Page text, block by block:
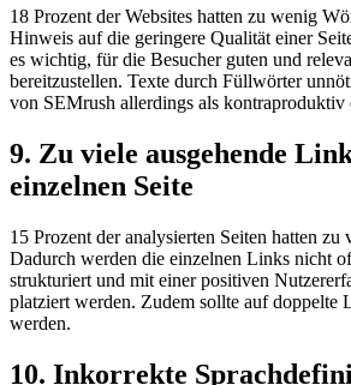
18 Prozent der Websites hatten zu wenig
Hinweis auf die geringere Qualität einer
es wichtig, für die Besucher guten und
bereitzustellen. Texte durch Füllwörter
von SEMrush allerdings als kontraproduktiv
9. Zu viele ausgehende
einzelnen Seite
15 Prozent der analysierten Seiten hatten zu
Dadurch werden die einzelnen Links nicht
strukturiert und mit einer positiven
platziert werden. Zudem sollte auf doppelte
werden.
10. Inkorrekte